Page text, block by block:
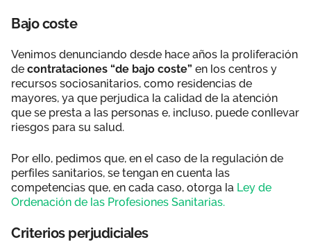
Bajo coste
Venimos denunciando desde hace años la proliferación
de contrataciones “de bajo coste” en los centros y
recursos sociosanitarios, como residencias de
mayores, ya que perjudica la calidad de la atención
que se presta a las personas e, incluso, puede conllevar
riesgos para su salud.
Por ello, pedimos que, en el caso de la regulación de
perfiles sanitarios, se tengan en cuenta las
competencias que, en cada caso, otorga la Ley de
Ordenación de las Profesiones Sanitarias.
Criterios perjudiciales